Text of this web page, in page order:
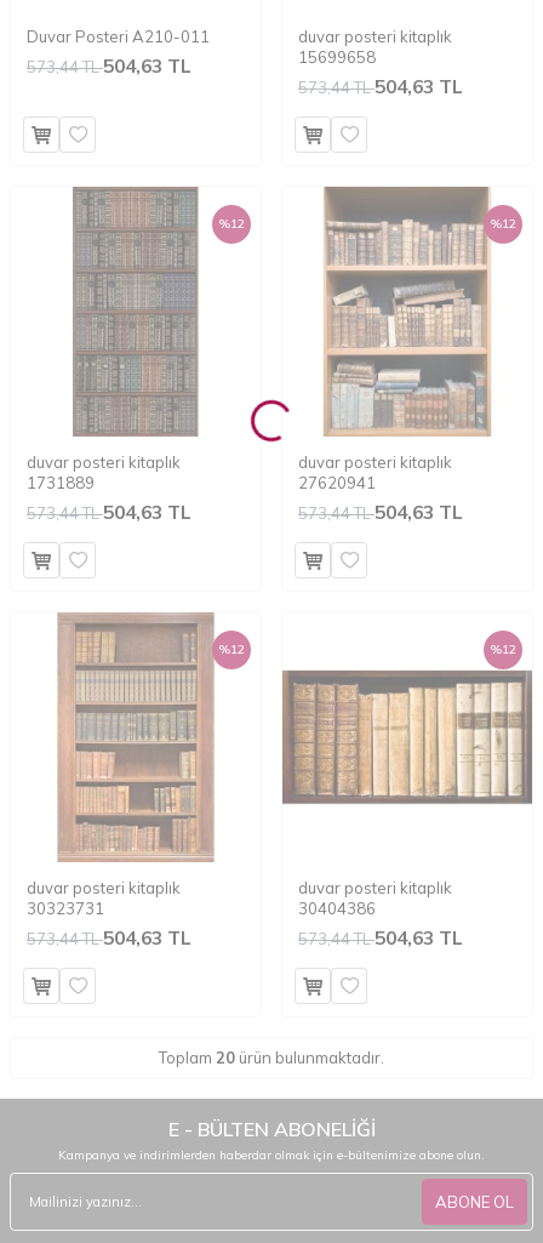
Duvar Posteri A210-011
573,44 TL504,63 TL
duvar posteri kitaplık
15699658
573,44 TL504,63 TL
%12
duvar posteri kitaplık
1731889
573,44 TL504,63 TL
%12
duvar posteri kitaplık
27620941
573,44 TL504,63 TL
%12
duvar posteri kitaplık
30323731
573,44 TL504,63 TL
%12
duvar posteri kitaplık
30404386
573,44 TL504,63 TL
Toplam 20 ürün bulunmaktadır.
E - BÜLTEN ABONELİĞİ
Kampanya ve indirimlerden haberdar olmak için e-bültenimize abone olun.
ABONE OL